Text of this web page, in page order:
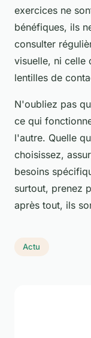
exercices ne
bénéfiques, ils
consulter
visuelle, ni celle
lentilles de
N'oubliez pas
ce qui
l'autre. Quelle
choisissez,
besoins
surtout, prenez
après tout, ils
Actu